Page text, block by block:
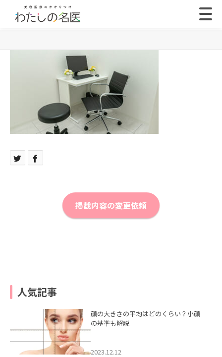
掲載内容の変更依頼
人気記事
顔の大きさの平均はどのくらい？小顔
の基準も解説
2023.12.12